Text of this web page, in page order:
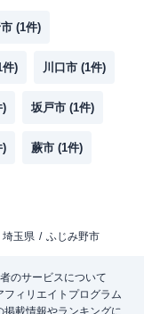
(1件)
件) 川口市 (1件)
) 坂戸市 (1件)
) 蕨市 (1件)
埼玉県 ふじみ野市
のサービスについて
ィリエイトプログラム
載情報やランキングに